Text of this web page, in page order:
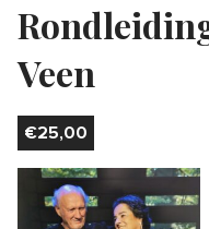
Veen
€25,00